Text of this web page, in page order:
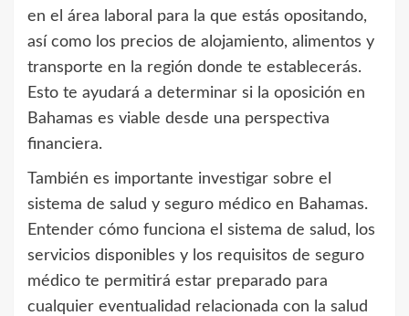
en el área laboral para la que estás opositando,
así como los precios de alojamiento, alimentos y
transporte en la región donde te establecerás.
Esto te ayudará a determinar si la oposición en
Bahamas es viable desde una perspectiva
financiera.
También es importante investigar sobre el
sistema de salud y seguro médico en Bahamas.
Entender cómo funciona el sistema de salud, los
servicios disponibles y los requisitos de seguro
médico te permitirá estar preparado para
cualquier eventualidad relacionada con la salud